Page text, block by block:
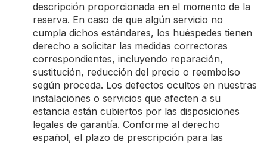
descripción proporcionada en el momento de la
reserva. En caso de que algún servicio no
cumpla dichos estándares, los huéspedes tienen
derecho a solicitar las medidas correctoras
correspondientes, incluyendo reparación,
sustitución, reducción del precio o reembolso
según proceda. Los defectos ocultos en nuestras
instalaciones o servicios que afecten a su
estancia están cubiertos por las disposiciones
legales de garantía. Conforme al derecho
español, el plazo de prescripción para las